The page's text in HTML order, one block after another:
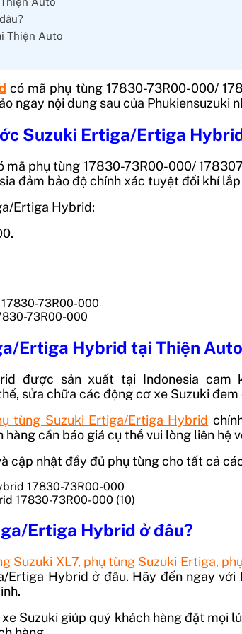
Thiện Auto
có mã phụ tùng 17830-73R00-000/
ngay nội dung sau của Phukiensuzuki
Suzuki Ertiga/Ertiga
mã phụ tùng 17830-73R00-000/
đảm bảo độ chính xác tuyệt đối khí
Ertiga Hybrid:
73R00-000
Ertiga Hybrid tại Thiện Auto
được sản xuất tại Indonesia cam
sửa chữa các động cơ xe Suzuki đem
tùng Suzuki Ertiga/Ertiga Hybrid
cần báo giá cụ thể vui lòng liên hệ
cập nhật đầy đủ phụ tùng cho tất cả
17830-73R00-000 (10)
Ertiga Hybrid ở đâu?
Suzuki XL7, phụ tùng Suzuki Ertiga,
Ertiga Hybrid ở đâu. Hãy đến ngay
Suzuki giúp quý khách hàng đặt mọi